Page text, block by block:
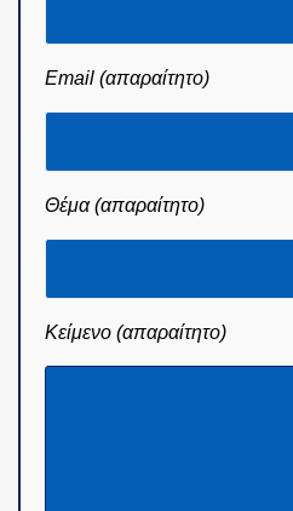
Email (απαραίτητο)
Θέμα (απαραίτητο)
Κείμενο (απαραίτητο)